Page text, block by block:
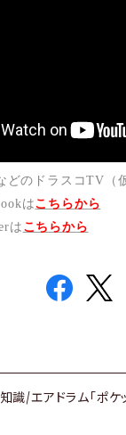
どのドラスコTV（
はこちらから
は こちらから
/エアドラム「ポケッ